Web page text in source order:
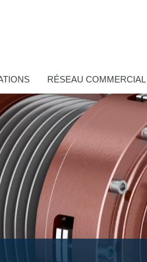
RÉSEAU COMMERCIAL
Contrôle
Circuits hydrauliques intégrés